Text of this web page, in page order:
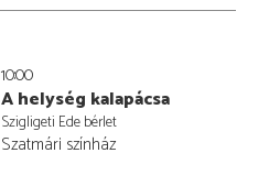
10:00
A helység kalapácsa
Szigligeti Ede bérlet
Szatmári színház